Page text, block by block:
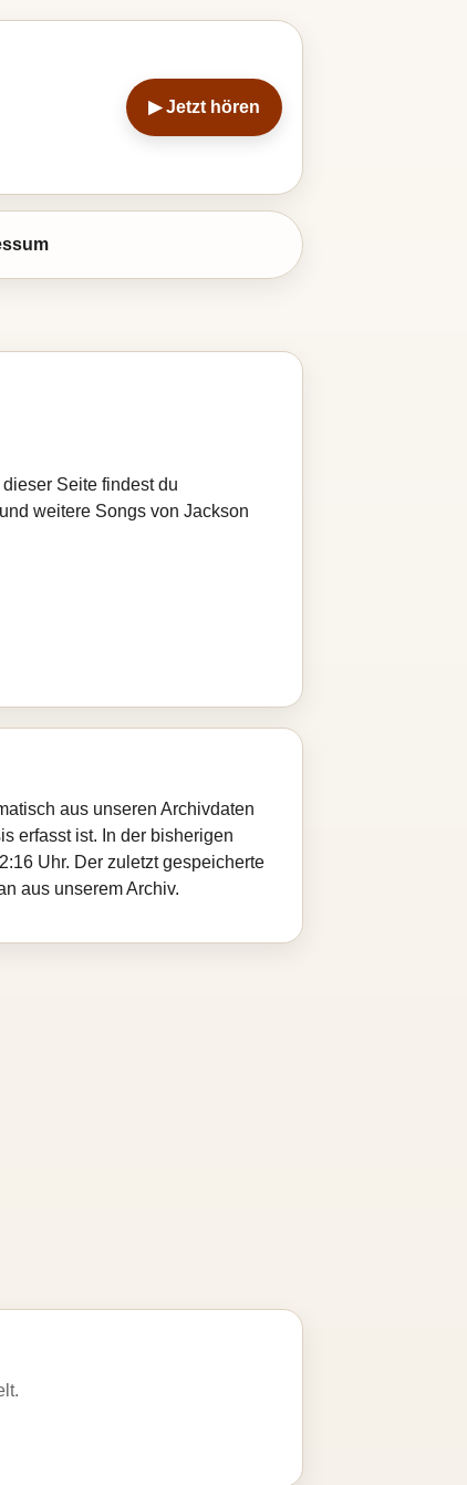
▶ Jetzt hören
Seite findest du
weitere Songs von Jackson
aus unseren Archivdaten
erfasst ist. In der bisherigen
Uhr. Der zuletzt gespeicherte
aus unserem Archiv.